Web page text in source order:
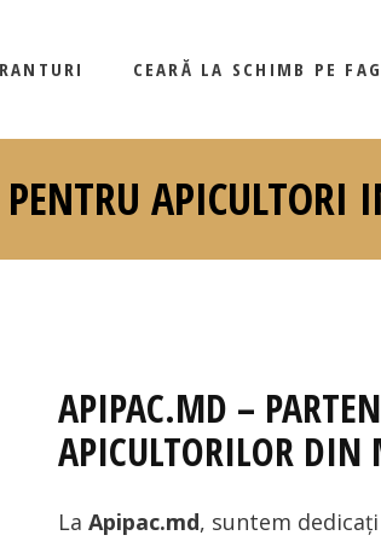
CEARĂ LA SCHIMB PE
APICULTORI
APIPAC.MD –
APICULTORILOR DIN
La Apipac.md, suntem